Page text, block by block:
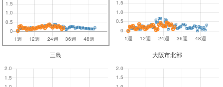
三島 大阪市北部